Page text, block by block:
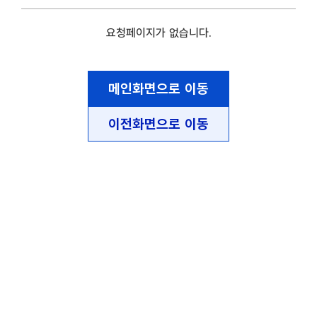
요청페이지가 없습니다.
메인화면으로 이동
이전화면으로 이동